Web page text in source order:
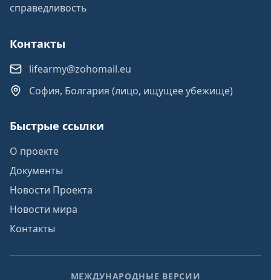
справедливость
Контакты
lifearmy@zohomail.eu
София, Болгария (лицо, ищущее убежище)
Быстрые ссылки
О проекте
Документы
Новости Проекта
Новости мира
Контакты
МЕЖДУНАРОДНЫЕ ВЕРСИИ